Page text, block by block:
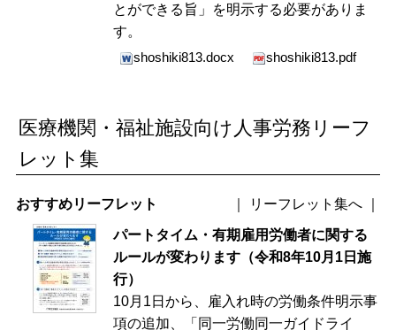
とができる旨」を明示する必要がありま
す。
shoshiki813.docx
shoshiki813.pdf
医療機関・福祉施設向け人事労務リーフ
レット集
リーフレット集へ
おすすめリーフレット
パートタイム・有期雇用労働者に関する
ルールが変わります（令和8年10月1日施
行）
10月1日から、雇入れ時の労働条件明示事
項の追加、「同一労働同一ガイドライ